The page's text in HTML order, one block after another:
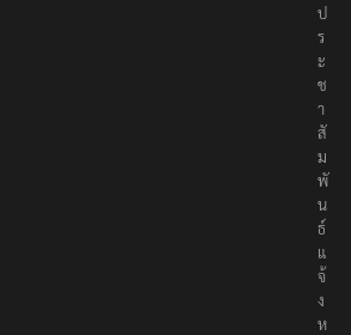
ป
ร
ะ
ช
า
สั
ม
พั
น
ธ์
แ
จ้
ง
ห